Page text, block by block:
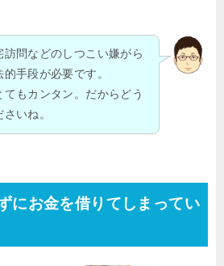
問などのしつこい嫌がら
手段が必要です。
もカンタン。だからどう
いね。
にお金を借りてしまってい